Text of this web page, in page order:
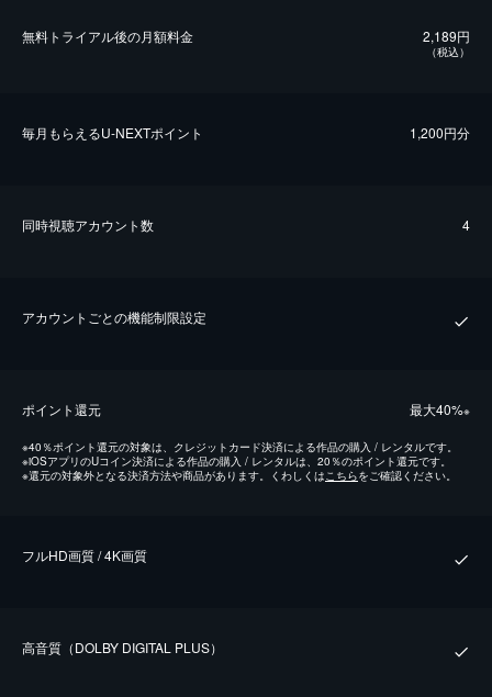
無料トライアル後の⽉額料金 2,189円
（税込）
毎⽉もらえるU-NEXTポイント 1,200円分
同時視聴アカウント数 4
アカウントごとの機能制限設定
ポイント還元 最⼤40%※
※40％ポイント還元の対象は、クレジットカード決済による作品の購入 / レンタルです。
※iOSアプリのUコイン決済による作品の購入 / レンタルは、20％のポイント還元です。
※還元の対象外となる決済方法や商品があります。くわしくはこちらをご確認ください。
フルHD画質 / 4K画質
⾼⾳質（DOLBY DIGITAL PLUS）